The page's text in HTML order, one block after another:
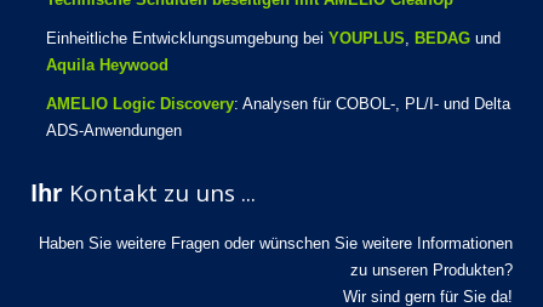
Einheitliche Entwicklungsumgebung bei YOUPLUS, BEDAG und
Aquila Heywood
AMELIO Logic Discovery: Analysen für COBOL-, PL/I- und Delta
ADS-Anwendungen
Ihr Kontakt zu uns ...
Haben Sie weitere Fragen oder wünschen Sie weitere Informationen
zu unseren Produkten?
Wir sind gern für Sie da!